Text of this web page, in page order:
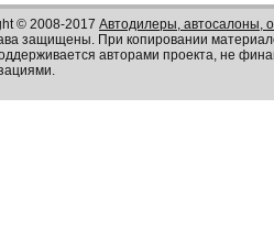
© 2008-2017 Автодилеры, автосалоны,
защищены. При копировании
авторами проекта, не